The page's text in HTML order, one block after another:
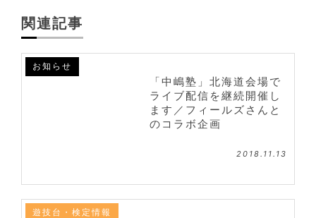
関連記事
お知らせ
「中嶋塾」北海道会場で
ライブ配信を継続開催し
ます／フィールズさんと
のコラボ企画
2018.11.13
遊技台・検定情報